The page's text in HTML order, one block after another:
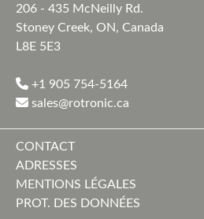
206 - 435 McNeilly Rd.
Stoney Creek, ON, Canada
L8E 5E3
+1 905 754-5164
sales@rotronic.ca
CONTACT
ADRESSES
MENTIONS LÉGALES
PROT. DES DONNÉES